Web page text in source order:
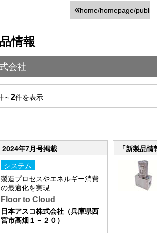
/home/homepage/
情報
会社
～2件を表示
2024年7月号掲載
システム
製造プロセスやエネルギー消費
の最適化を実現
Floor to Cloud
日本アスコ株式会社（兵庫県西
宮市高畑１－２０）
「新製品